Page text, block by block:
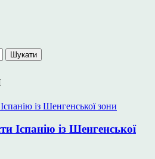
Іспанію із Шенгенської